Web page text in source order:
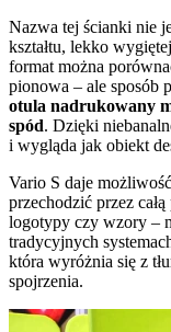
Nazwa tej ścianki nie
kształtu, lekko
format można
pionowa – ale sposób
otula nadrukowany
spód. Dzięki
i wygląda jak obiekt
Vario S daje
przechodzić przez
logotypy czy wzory –
tradycyjnych
która wyróżnia się z
spojrzenia.